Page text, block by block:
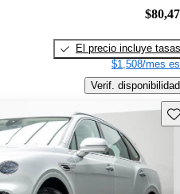
El precio incluye tasas
$1,508/mes
Verif. disponibilidad